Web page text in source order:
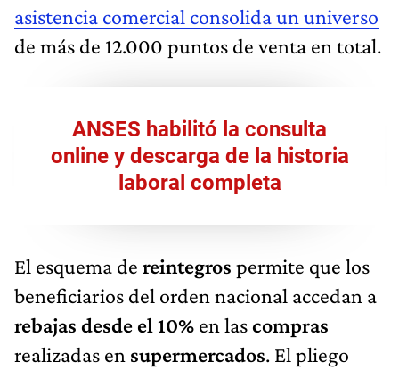
asistencia comercial consolida un universo
de más de 12.000 puntos de venta en total.
ANSES habilitó la consulta
online y descarga de la historia
laboral completa
El esquema de reintegros permite que los
beneficiarios del orden nacional accedan a
rebajas desde el 10% en lascompras
realizadas en supermercados. El pliego